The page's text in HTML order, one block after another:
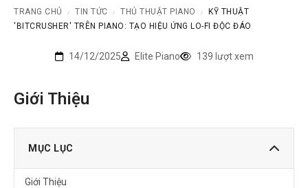
TRANG CHỦ / TIN TỨC / THỦ THUẬT PIANO /
KỸ THUẬT
'BITCRUSHER' TRÊN PIANO: TẠO HIỆU ỨNG LO-FI ĐỘC ĐÁO
14/12/2025 Elite Piano 139 lượt xem
Giới Thiệu
MỤC LỤC
Giới Thiệu